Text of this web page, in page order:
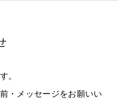
。
・メッセージをお願いい